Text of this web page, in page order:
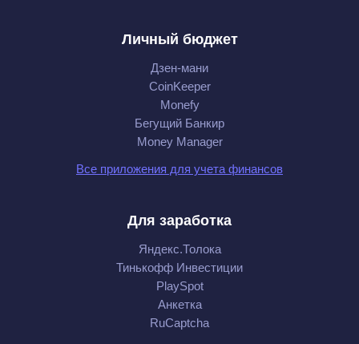
Личный бюджет
Дзен-мани
CoinKeeper
Monefy
Бегущий Банкир
Money Manager
Все приложения для учета финансов
Для заработка
Яндекс.Толока
Тинькофф Инвестиции
PlaySpot
Анкетка
RuCaptcha